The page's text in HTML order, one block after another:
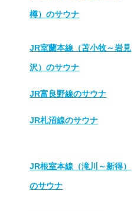
樽）のサウナ
JR室蘭本線（苫小牧～岩見
沢）のサウナ
JR富良野線のサウナ
JR札沼線のサウナ
JR根室本線（滝川～新得）
のサウナ